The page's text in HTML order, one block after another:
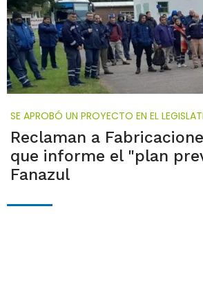
SE APROBÓ UN PROYECTO EN EL
Reclaman a
que informe el "plan
Fanazul